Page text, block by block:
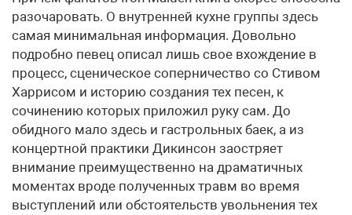
разочаровать. О внутренней кухне группы здесь
самая минимальная информация. Довольно
подробно певец описал лишь свое вхождение в
процесс, сценическое соперничество со Стивом
Харрисом и историю создания тех песен, к
сочинению которых приложил руку сам. До
обидного мало здесь и гастрольных баек, а из
концертной практики Дикинсон заостряет
внимание преимущественно на драматичных
моментах вроде полученных травм во время
выступлений или обстоятельств увольнения тех